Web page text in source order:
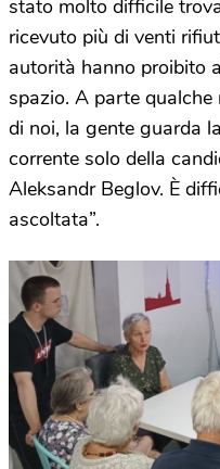
stato molto difficile
ricevuto più di venti
autorità hanno proibito
spazio. A parte qualche
di noi, la gente guarda
corrente solo della
Aleksandr Beglov. È
ascoltata”.